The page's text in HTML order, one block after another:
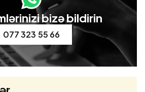
bizə bildirin
077 323 55 66